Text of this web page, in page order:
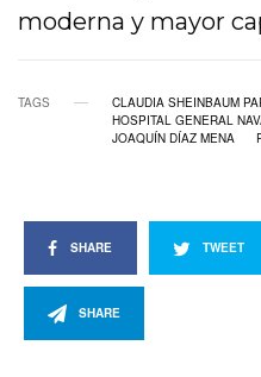
moderna y mayor
TAGS
CLAUDIA SHEINBAUM
HOSPITAL GENERAL
JOAQUÍN DÍAZ MENA
SHARE TWEET
SHARE